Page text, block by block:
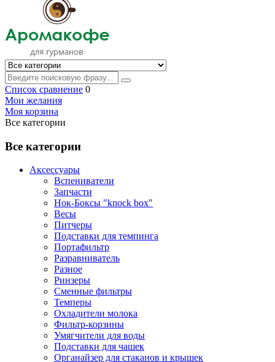
Список сравнение 0
Мои желания
Моя корзина
Все категории
Все категории
Аксессуары
Вспениватели
Запчасти
Нок-Боксы "knock box"
Весы
Питчеры
Подставки для темпинга
Портафильтр
Разравниватель
Разное
Ринзеры
Сменные фильтры
Темперы
Охладители молока
Фильтр-корзины
Умягчители для воды
Подставки для чашек
Органайзер для стаканов и крышек